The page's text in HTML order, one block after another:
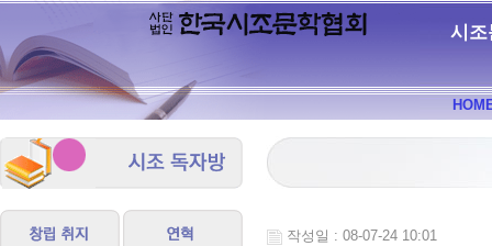
시조
작성일 : 08-07-24 10:01